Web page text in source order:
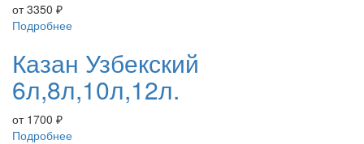
от3350 ₽
Подробнее
Казан Узбекский
6л,8л,10л,12л.
от 1700 ₽
Подробнее